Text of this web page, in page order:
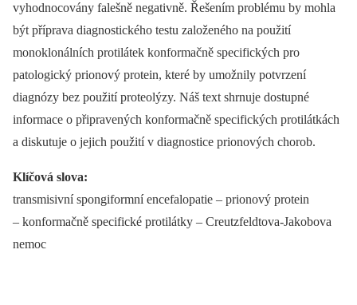
vyhodnocovány falešně negativně. Řešením problému by mohla
být příprava diagnostického testu založeného na použití
monoklonálních protilátek konformačně specifických pro
patologický prionový protein, které by umožnily potvrzení
diagnózy bez použití proteolýzy. Náš text shrnuje dostupné
informace o připravených konformačně specifických protilátkách
a diskutuje o jejich použití v diagnostice prionových chorob.
Klíčová slova:
transmisivní spongiformní encefalopatie –⁠ prionový protein
–⁠ konformačně specifické protilátky –⁠ Creutzfeldtova-Jakobova
nemoc